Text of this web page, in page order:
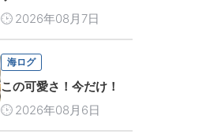
2026年08月7日
海ログ
この可愛さ！今だけ！
2026年08月6日